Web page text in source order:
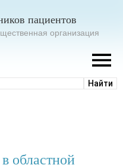
пациентов
организация
областной